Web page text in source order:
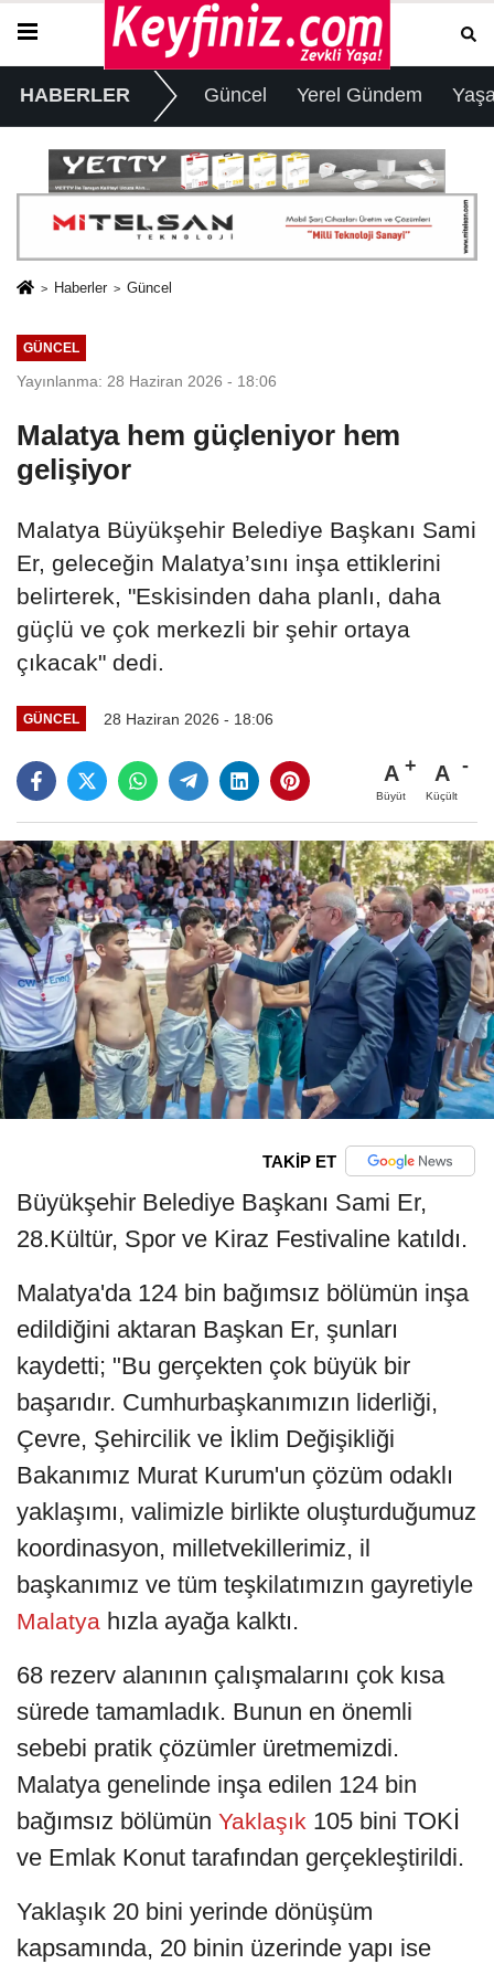
HABERLER Güncel Yerel Gündem
Haberler Güncel
GÜNCEL
Yayınlanma: 28 Haziran 2026 - 18:06
Malatya hem güçleniyor hem
gelişiyor
Malatya Büyükşehir Belediye Başkanı Sami
Er, geleceğin Malatya’sını inşa ettiklerini
belirterek, "Eskisinden daha planlı, daha
güçlü ve çok merkezli bir şehir ortaya
çıkacak" dedi.
GÜNCEL 28 Haziran 2026 - 18:06
A
Büyüt
A
Küçült
TAKİP ET
Büyükşehir Belediye Başkanı Sami Er,
28.Kültür, Spor ve Kiraz Festivaline katıldı.
Malatya'da 124 bin bağımsız bölümün inşa
edildiğini aktaran Başkan Er, şunları
kaydetti; "Bu gerçekten çok büyük bir
başarıdır. Cumhurbaşkanımızın liderliği,
Çevre, Şehircilik ve İklim Değişikliği
Bakanımız Murat Kurum'un çözüm odaklı
yaklaşımı, valimizle birlikte oluşturduğumuz
koordinasyon, milletvekillerimiz, il
başkanımız ve tüm teşkilatımızın gayretiyle
Malatya hızla ayağa kalktı.
68 rezerv alanının çalışmalarını çok kısa
sürede tamamladık. Bunun en önemli
sebebi pratik çözümler üretmemizdi.
Malatya genelinde inşa edilen 124 bin
bağımsız bölümün Yaklaşık 105 bini TOKİ
ve Emlak Konut tarafından gerçekleştirildi.
Yaklaşık 20 bini yerinde dönüşüm
kapsamında, 20 binin üzerinde yapı ise